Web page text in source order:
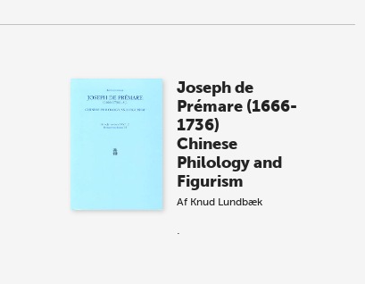
Joseph de
Prémare (1666-
1736)
Chinese
Philology and
Figurism
Af Knud Lundbæk
.